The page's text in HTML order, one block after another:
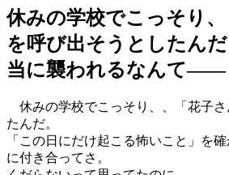
休みの学校でこっそり、
を呼び出そうとしたん
当に襲われるなんて――
休みの学校でこっそり、、「花子さ
たんだ。
「この日にだけ起こる怖いこと」を
に付き合ってさ。